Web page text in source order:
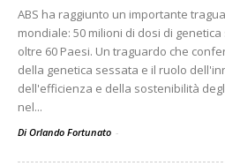
ABS ha raggiunto un importante
mondiale: 50 milioni di dosi di
oltre 60 Paesi. Un traguardo che
della genetica sessata e il ruolo
dell'efficienza e della sostenibilità
nel...
Di Orlando Fortunato -